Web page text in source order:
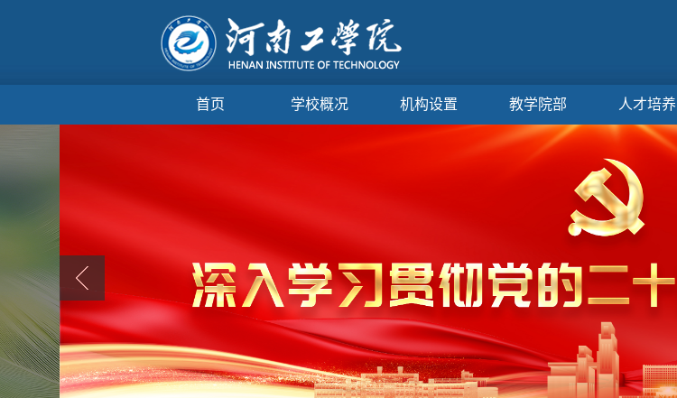
首页 学校概况 机构设置 教学院部 人才培养